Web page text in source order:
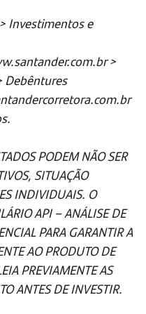
Investimentos e
>
Debêntures
PODEM NÃO SER
SITUAÇÃO
INDIVIDUAIS. O
API – ANÁLISE DE
PARA GARANTIR A
AO PRODUTO DE
PREVIAMENTE AS
ANTES DE INVESTIR.